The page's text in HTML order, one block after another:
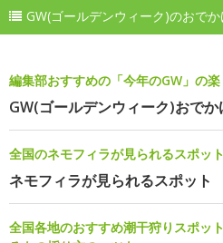
GW(ゴールデンウィーク)のおで
編集部おすすめの「今年のGW」の
GW(ゴールデンウィーク)おで
全国のネモフィラが見られるスポッ
ネモフィラが見られるスポット
全国各地のおすすめ潮干狩りスポッ